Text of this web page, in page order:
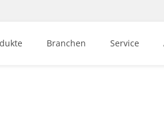
Branchen Service